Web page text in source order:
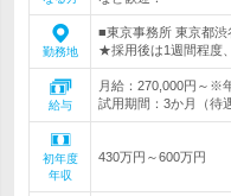
勤務地
■東京事務所 東京都
★採用後は1週間程度
給与
月給：270,000円～※
試用期間：3か月（待
初年度
年収
430万円～600万円